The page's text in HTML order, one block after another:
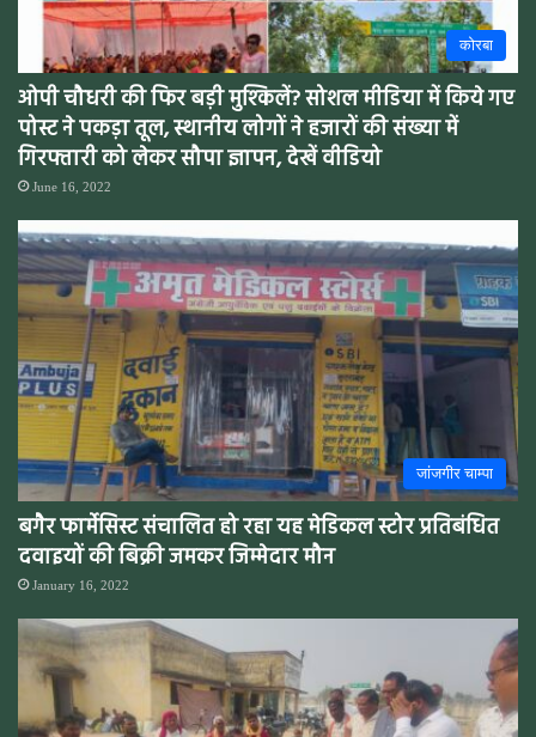
कोरबा
ओपी चौधरी की फिर बड़ी मुश्किलें? सोशल मीडिया में किये गए
पोस्ट ने पकड़ा तूल, स्थानीय लोगों ने हजारों की संख्या में
गिरफ्तारी को लेकर सौपा ज्ञापन, देखें वीडियो
June 16, 2022
जांजगीर चाम्पा
बगैर फार्मेसिस्ट संचालित हो रहा यह मेडिकल स्टोर प्रतिबंधित
दवाइयों की बिक्री जमकर जिम्मेदार मौन
January 16, 2022